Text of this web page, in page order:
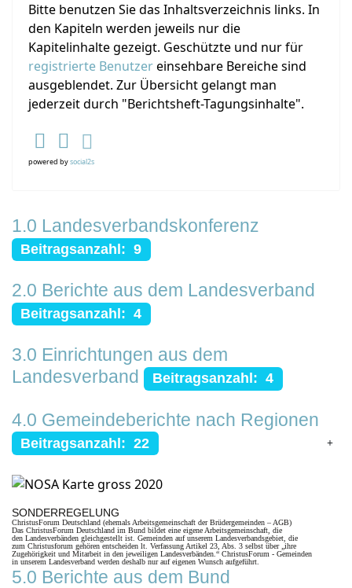
Bitte benutzen Sie das Inhaltsverzeichnis links. In
den Kapiteln werden jeweils nur die
Kapitelinhalte gezeigt. Geschützte und nur für
registrierte Benutzereinsehbare Bereiche sind
ausgeblendet. Zur Übersicht gelangt man
jederzeit durch "Berichtsheft-Tagungsinhalte".
powered bysocial2s
1.0 Landesverbandskonferenz
Beitragsanzahl: 9
2.0 Berichte aus dem Landesverband
Beitragsanzahl: 4
3.0 Einrichtungen aus dem
Landesverband
Beitragsanzahl: 4
4.0 Gemeindeberichte nach Regionen
Beitragsanzahl: 22
SONDERREGELUNG
ChristusForum Deutschland (ehemals Arbeitsgemeinschaft der Brüdergemeinden – AGB)
Das ChristusForum Deutschland im Bund bildet eine eigene Arbeitsgemeinschaft, die
den Landesverbänden gleichgestellt ist. Gemeinden auf unserem Landesverbandsgebiet, die
zum Christusforum gehören entscheiden lt. Verfassung Artikel 23, Abs. 3 selbst über „ihre
Zugehörigkeit und Mitarbeit in den jeweiligen Landesverbänden.“ ChristusForum - Gemeinden
in unserem Landesverband werden deshalb nur auf eigenen Wunsch aufgeführt.
5.0 Berichte aus dem Bund